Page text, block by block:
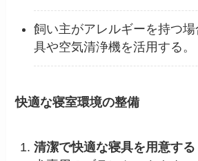
飼い主がアレルギーを持つ
具や空気清浄機を活用する。
快適な寝室環境の整備
清潔で快適な寝具を用意する